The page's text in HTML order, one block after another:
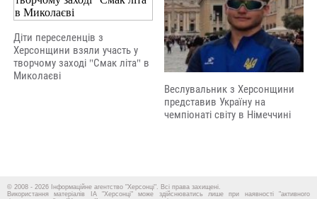
Діти переселенців з
Херсонщини взяли участь у
творчому заході "Смак літа" в
Миколаєві
Веслувальник з Херсонщини
представив Україну на
чемпіонаті світу в Німеччині
© 2008 - 2026 Інформаційне агентство "Херсонці". Всі права захищені.
Використання матеріалів ІА "Херсонці" може здійснюватись лише при наявності "активного